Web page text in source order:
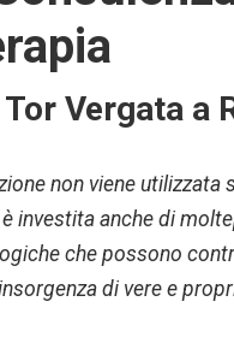
Vergata a
non viene utilizzata
investita anche di
che possono
di vere e